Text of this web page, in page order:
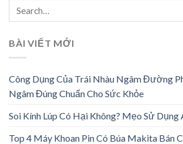
BÀI VIẾT MỚI
Công Dụng Của Trái Nhàu Ngâm Đường
Ngâm Đúng Chuẩn Cho Sức Khỏe
Soi Kính Lúp Có Hại Không? Mẹo Sử Dụng
Top 4 Máy Khoan Pin Có Búa Makita Bán